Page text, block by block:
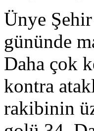
Ünye
gününde
Daha çok
kontra
rakibinin